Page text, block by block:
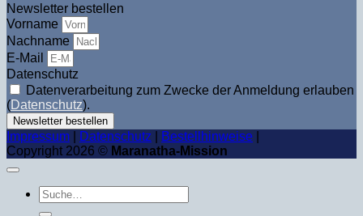
Newsletter bestellen
Vorname
Nachname
E-Mail
Datenschutz
Datenverarbeitung zum Zwecke der Anmeldung erlauben
(Datenschutz).
Newsletter bestellen
Impressum Datenschutz Bestellhinweise
Copyright 2026 © Maranatha-Mission
Suche
nach: